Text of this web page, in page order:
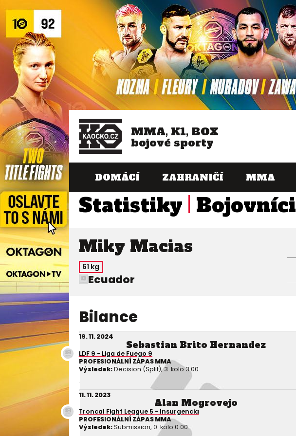
MMA, K1, BOX
bojové sporty
DOMÁCÍ ZAHRANIČÍ MMA
Statistiky Bojovníci
Miky Macias
61 kg
Ecuador
Bilance
19. 11. 2024
Sebastian Brito Hernandez
LDF 9 - Liga de Fuego 9
PROFESIONÁLNÍ ZÁPAS MMA
Výsledek:Decision (Split), 3. kolo 3:00
11. 11. 2023
Alan Mogrovejo
Troncal Fight League 5 - Insurgencia
PROFESIONÁLNÍ ZÁPAS MMA
Výsledek:Submission, 0. kolo 0:00